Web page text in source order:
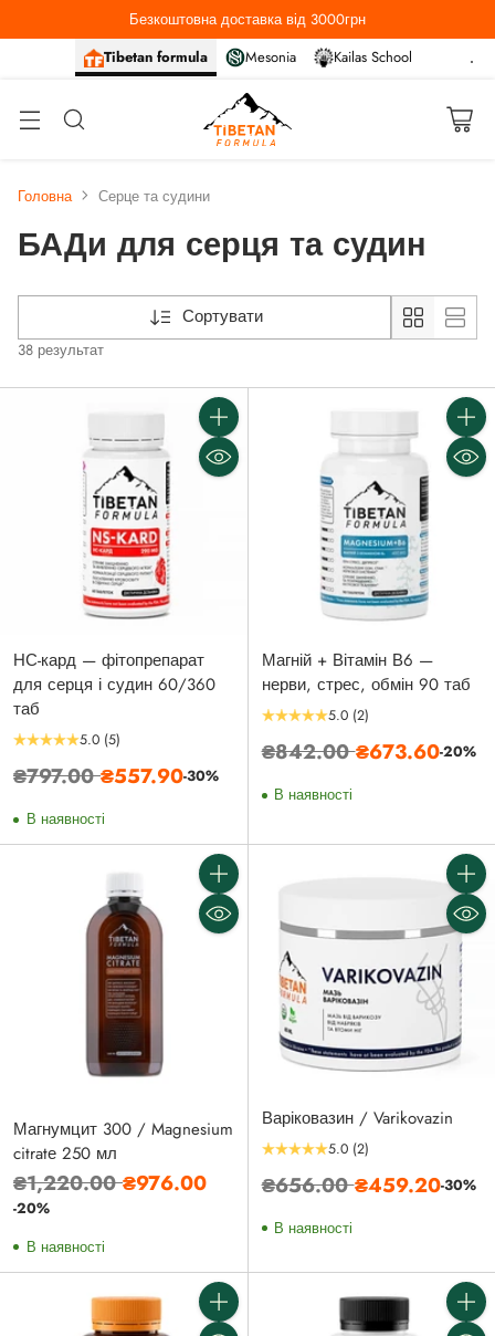
Tibetan formula Mesonia Kailas School
Безкоштовна доставка від 3000грн
Головна Серце та судини
БАДи для серця та судин
Сортувати
38 результат
Кількість
НС-кард — фітопрепарат
для серця і судин 60/360
таб
5.0 (5)
Звичайна
₴797.00₴557.90-30%
В наявності
Магній + Вітамін В6 —
нерви, стрес, обмін 90 таб
5.0 (2)
Звичайна
₴842.00₴673.60-20%
В наявності
Кількість
Магнумцит 300 / Magnesium
citratе 250 мл
Звичайна
ціна
₴1,220.00₴976.00
-20%
В наявності
Варіковазин / Varikovazin
5.0 (2)
Звичайна
₴656.00₴459.20-30%
В наявності
Кількість